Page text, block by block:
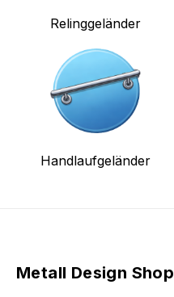
Relinggeländer
Handlaufgeländer
Metall Design Shop